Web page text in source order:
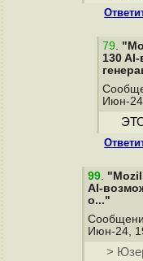
79.
130
Июн-
99.
AI-
о..."
Июн-24,
>